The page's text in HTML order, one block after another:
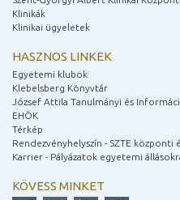
Klinikák
Klinikai ügyeletek
HASZNOS LINKEK
Egyetemi klubok
Klebelsberg Könyvtár
József Attila Tanulmányi és
EHÖK
Térkép
Rendezvényhelyszín - SZTE központi
Karrier - Pályázatok egyetemi
KÖVESS MINKET